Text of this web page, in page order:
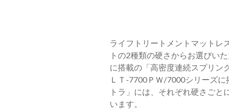
ライフトリートメントマットレ
トの2種類の硬さからお選びい
に搭載の「高密度連続スプリン
ＬＴ-7700ＰＷ/7000シリーズ
トラ」には、それぞれ硬さごと
います。